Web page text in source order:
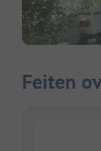
Feiten